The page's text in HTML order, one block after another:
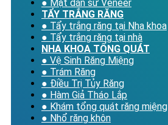
● Mặt dán sứ Veneer
TẨY TRẮNG RĂNG
● Tẩy trắng răng tại Nha khoa
● Tẩy trắng răng tại nhà
NHA KHOA TỔNG QUÁT
● Vệ Sinh Răng Miệng
● Trám Răng
● Điều Trị Tủy Răng
● Hàm Giả Tháo Lắp
● Khám tổng quát răng miệng
● Nhổ răng khôn